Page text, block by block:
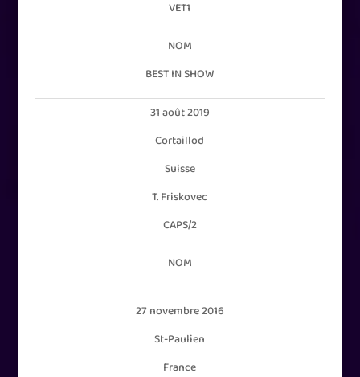
VET1
NOM
BEST IN SHOW
31 août 2019
Cortaillod
Suisse
T. Friskovec
CAPS/2
NOM
27 novembre 2016
St-Paulien
France